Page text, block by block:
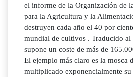
el informe de la Organización de
para la Agricultura y la
destruyen cada año el 40 por
mundial de cultivos . Traducido al
supone un coste de más de
El ejemplo más claro es la mosca
multiplicado exponencialmente